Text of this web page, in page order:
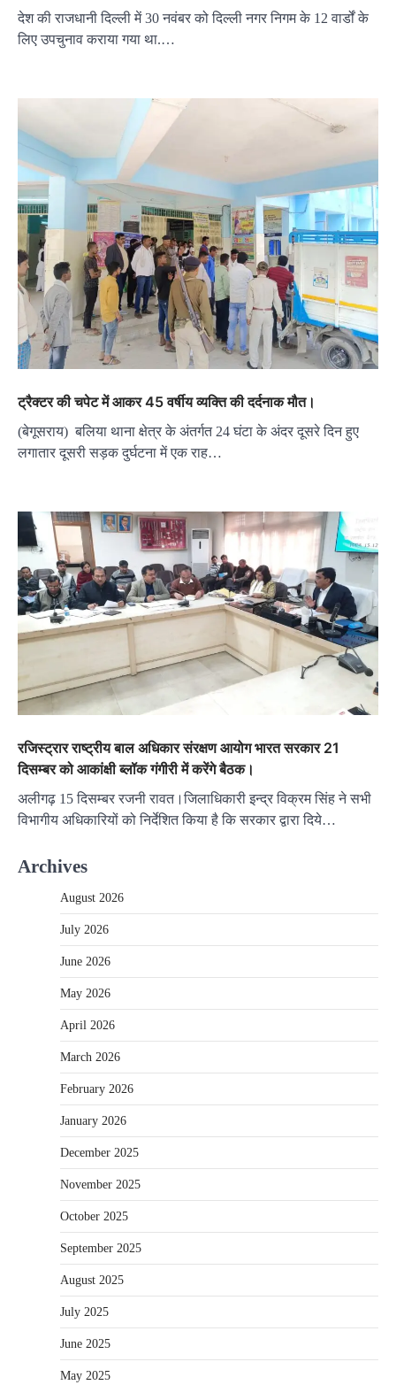
देश की राजधानी दिल्ली में 30 नवंबर को दिल्ली नगर निगम के 12 वार्डों के
लिए उपचुनाव कराया गया था.…
ट्रैक्टर की चपेट में आकर 45 वर्षीय व्यक्ति की दर्दनाक मौत।
(बेगूसराय) बलिया थाना क्षेत्र के अंतर्गत 24 घंटा के अंदर दूसरे दिन हुए
लगातार दूसरी सड़क दुर्घटना में एक राह…
रजिस्ट्रार राष्ट्रीय बाल अधिकार संरक्षण आयोग भारत सरकार 21
दिसम्बर को आकांक्षी ब्लॉक गंगीरी में करेंगे बैठक।
अलीगढ़ 15 दिसम्बर रजनी रावत।जिलाधिकारी इन्द्र विक्रम सिंह ने सभी
विभागीय अधिकारियों को निर्देशित किया है कि सरकार द्वारा दिये…
Archives
August 2026
July 2026
June 2026
May 2026
April 2026
March 2026
February 2026
January 2026
December 2025
November 2025
October 2025
September 2025
August 2025
July 2025
June 2025
May 2025